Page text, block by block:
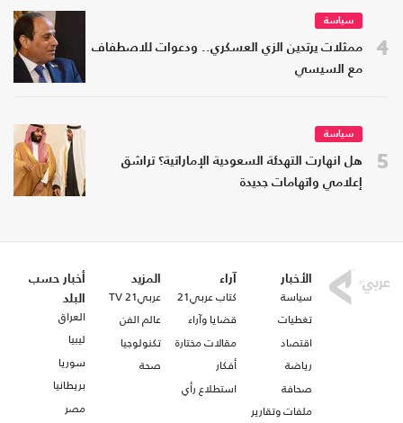
4
سياسة
ممثلات يرتدين الزي العسكري.. ودعوات للاصطفاف
مع السيسي
5
سياسة
هل انهارت التهدئة السعودية الإماراتية؟ تراشق
إعلامي واتهامات جديدة
الأخبار
سياسة
تغطيات
اقتصاد
رياضة
صحافة
ملفات وتقارير
آراء
كتاب عربي21
قضايا وآراء
مقالات مختارة
أفكار
استطلاع رأي
المزيد
عربي21 TV
عالم الفن
تكنولوجيا
صحة
أخبار حسب
البلد
العراق
ليبيا
سوريا
بريطانيا
مصر